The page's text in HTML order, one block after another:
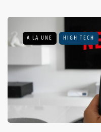
A LA UNE HIGH TECH